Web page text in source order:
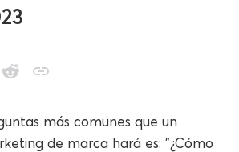
más comunes que un
de marca hará es: "¿Cómo